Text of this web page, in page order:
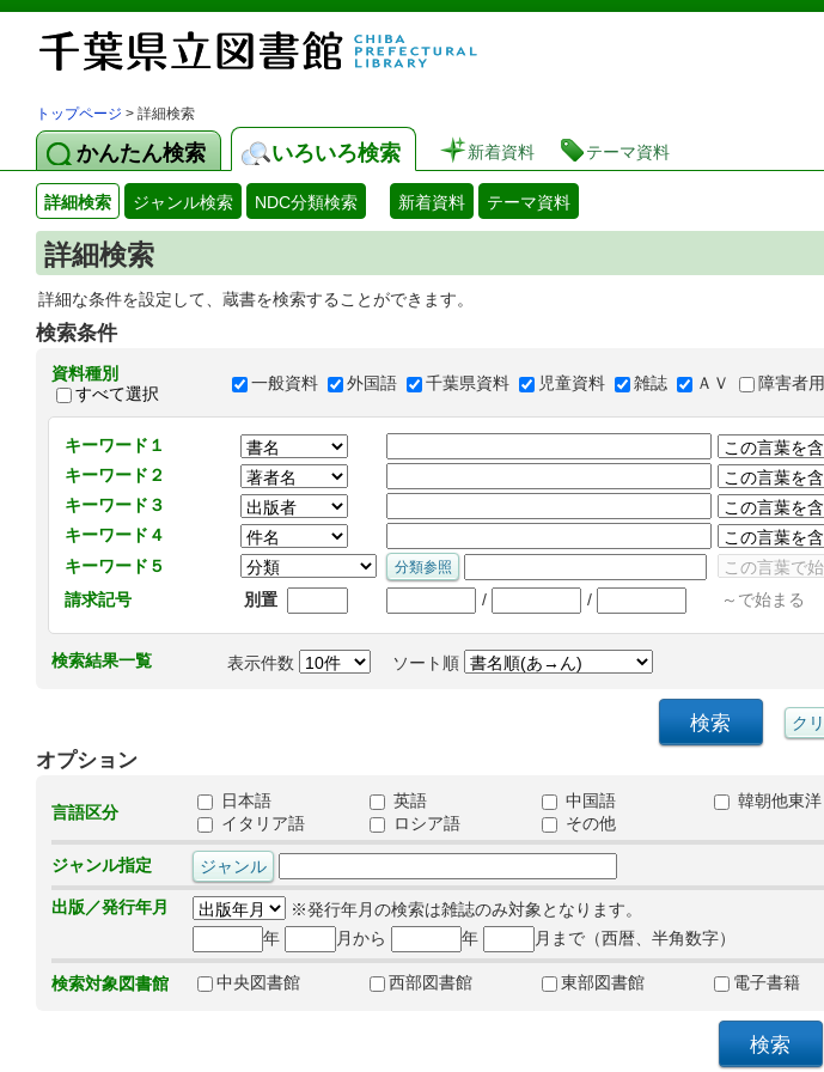
図書館 蔵書検索・予約システム
トップページ > 詳細検索
かんたん検索 いろいろ検索 新着資料 テーマ資料
詳細検索 ジャンル検索 NDC分類検索 新着資料 テーマ資料
詳細検索
詳細な条件を設定して、蔵書を検索することができます。
検索条件
資料種別
すべて選択
一般資料 外国語 千葉県資料 児童資料 雑誌 ＡＶ 障害者用
キーワード１
キーワード２
キーワード３
キーワード４
キーワード５
請求記号
別置 / / ～で始まる
検索結果一覧 表示件数 ソート順
オプション
言語区分
日本語 英語 中国語 韓朝他東洋
イタリア語
ロシア語 その他
ジャンル指定
出版／発行年月
※発行年月の検索は雑誌のみ対象となります。
年
月から 年 月まで（西暦、半角数字）
検索対象図書館 中央図書館 西部図書館 東部図書館 電子書籍